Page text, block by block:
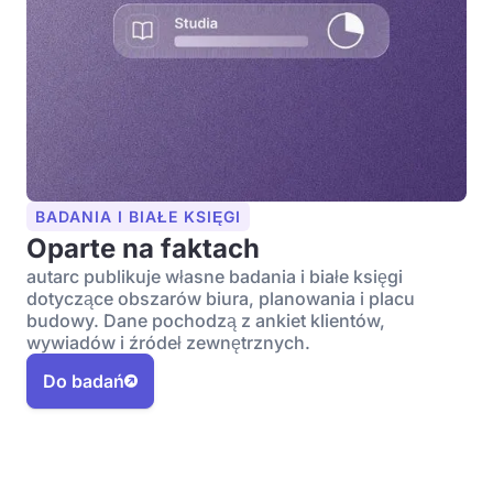
BADANIA I BIAŁE KSIĘGI
Oparte na faktach
autarc publikuje własne badania i białe księgi
dotyczące obszarów biura, planowania i placu
budowy. Dane pochodzą z ankiet klientów,
wywiadów i źródeł zewnętrznych.
Do badań